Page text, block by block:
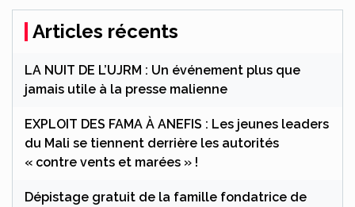
Articles récents
LA NUIT DE L’UJRM : Un événement plus que
jamais utile à la presse malienne
EXPLOIT DES FAMA À ANEFIS : Les jeunes leaders
du Mali se tiennent derrière les autorités
« contre vents et marées » !
Dépistage gratuit de la famille fondatrice de